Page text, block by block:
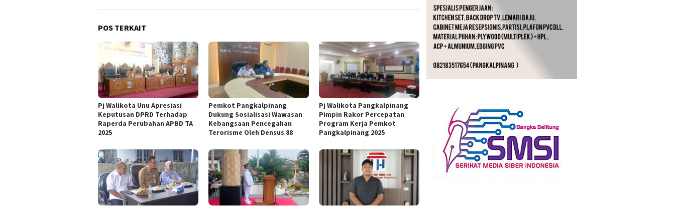
POS TERKAIT
Pj Walikota Unu Apresiasi
Keputusan DPRD Terhadap
Raperda Perubahan APBD TA
2025
Pemkot Pangkalpinang
Dukung Sosialisasi Wawasan
Kebangsaan Pencegahan
Terorisme Oleh Densus 88
Pj Walikota Pangkalpinang
Pimpin Rakor Percepatan
Program Kerja Pemkot
Pangkalpinang 2025